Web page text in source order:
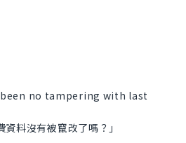
no tampering with last
資料沒有被竄改了嗎？」